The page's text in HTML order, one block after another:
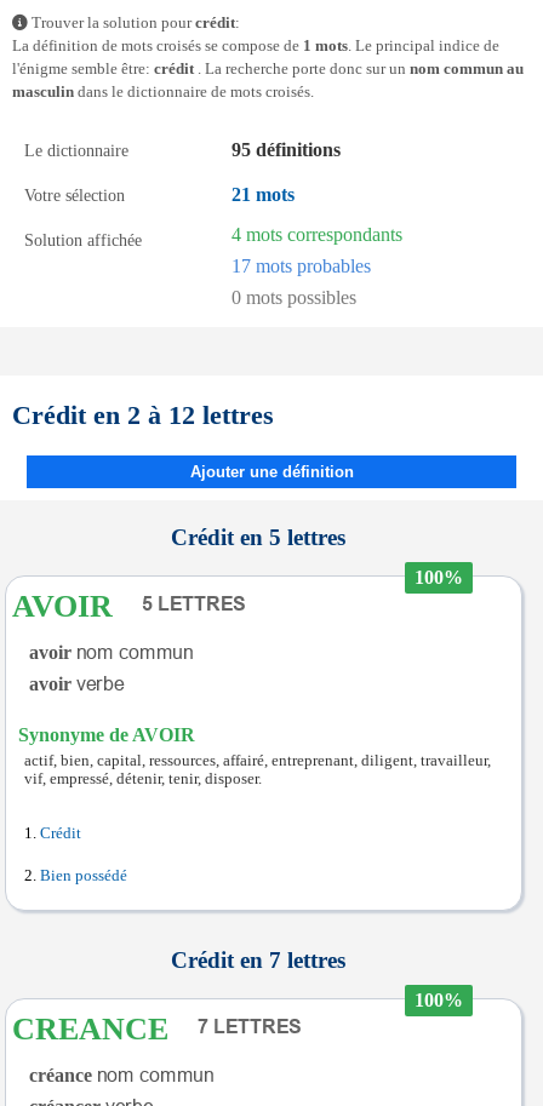
Trouver la solution pourcrédit:
La définition de mots croisés se compose de 1 mots. Le principal indice de
l'énigme semble être: crédit. La recherche porte donc sur un nom commun au
masculin dans le dictionnaire de mots croisés.
Le dictionnaire 95 définitions
Votre sélection 21 mots
Solution affichée
4 mots correspondants
17 mots probables
0 mots possibles
Crédit en 2 à 12 lettres
Ajouter une définition
Crédit en 5 lettres
100%
AVOIR
avoir
avoir
Synonyme de AVOIR
actif, bien, capital, ressources, affairé, entreprenant, diligent, travailleur,
vif, empressé, détenir, tenir, disposer.
Crédit
Bien possédé
Crédit en 7 lettres
100%
CREANCE
créance